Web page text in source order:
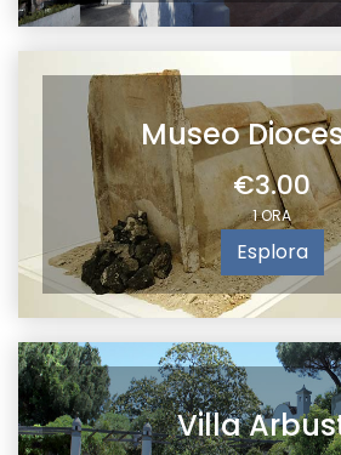
Museo
€3.00
1 ORA
Esplora
Villa